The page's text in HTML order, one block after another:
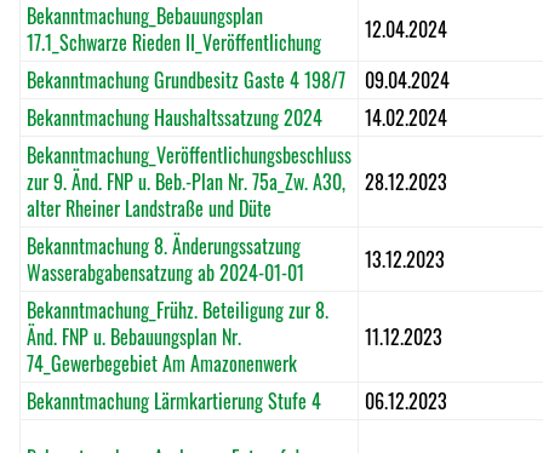
Bekanntmachung_Bebauungsplan
17.1_Schwarze Rieden II_Veröffentlichung
12.04.2024
Bekanntmachung Grundbesitz Gaste 4 198/7
09.04.2024
Bekanntmachung Haushaltssatzung 2024
14.02.2024
Bekanntmachung_Veröffentlichungsbeschluss
zur 9. Änd. FNP u. Beb.-Plan Nr. 75a_Zw. A30,
alter Rheiner Landstraße und Düte
28.12.2023
Bekanntmachung 8. Änderungssatzung
Wasserabgabensatzung ab 2024-01-01
13.12.2023
Bekanntmachung_Frühz. Beteiligung zur 8.
Änd. FNP u. Bebauungsplan Nr.
74_Gewerbegebiet Am Amazonenwerk
11.12.2023
Bekanntmachung Lärmkartierung Stufe 4
06.12.2023